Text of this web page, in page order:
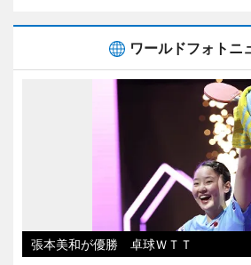
ワールドフォトニ
張本美和が優勝 卓球ＷＴＴ